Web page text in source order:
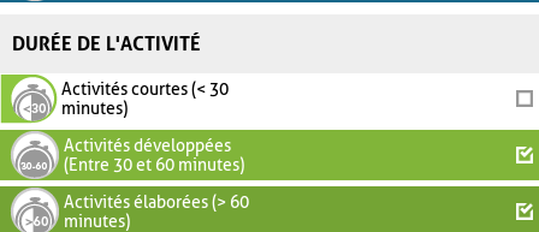
DURÉE DE L'ACTIVITÉ
Activités courtes (< 30
minutes)
Activités développées
(Entre 30 et 60 minutes)
Activités élaborées (> 60
minutes)